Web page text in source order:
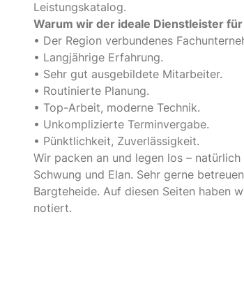
Leistungskatalog.
Warum wir der ideale Dienstleister für
• Der Region verbundenes
• Langjährige Erfahrung.
• Sehr gut ausgebildete Mitarbeiter.
• Routinierte Planung.
• Top-Arbeit, moderne Technik.
• Unkomplizierte Terminvergabe.
• Pünktlichkeit, Zuverlässigkeit.
Wir packen an und legen los –
Schwung und Elan. Sehr gerne
Bargteheide. Auf diesen Seiten haben
notiert.